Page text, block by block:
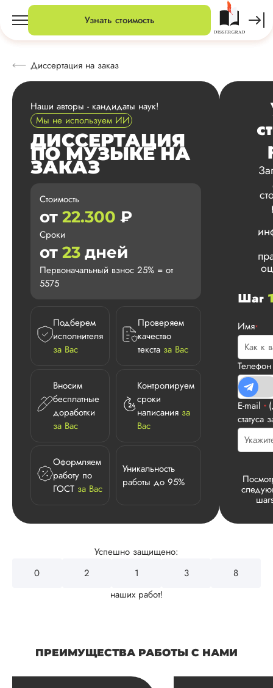
Узнать стоимость
Диссертация на заказ
Наши авторы - кандидаты наук!
Мы не используем ИИ
ДИССЕРТАЦИЯ
ПО МУЗЫКЕ НА
ЗАКАЗ
Стоимость
от 22.300 ₽
Сроки
от 23 дней
Первоначальный взнос 25% = от
5575
Подберем
исполнителя
за Вас
Проверяем
качество
текста за Вас
Вносим
бесплатные
доработки
за Вас
Контролируем
сроки
написания за
Вас
Оформляем
работу по
ГОСТ за Вас
Уникальность
работы до 95%
Шаг
Имя*
E-mail *
статуса
Успешно защищено:
2
3
4
2
0
наших работ!
ПРЕИМУЩЕСТВА РАБОТЫ С НАМИ